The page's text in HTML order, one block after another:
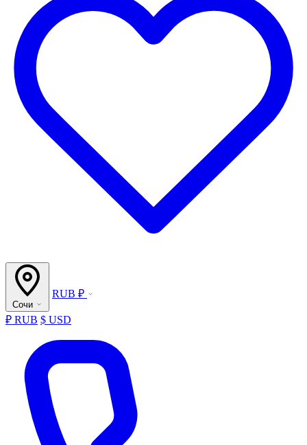
Сочи
RUB ₽
₽ RUB $ USD